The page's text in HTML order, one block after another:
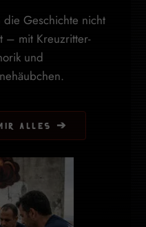
Geschichte nicht
– mit Kreuzritter-
und
alles ➔